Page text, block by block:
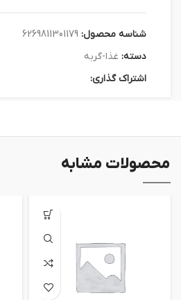
شناسه محصول: 6269811301179
دسته: غذا-گربه
اشتراک گذاری:
محصولات مشابه